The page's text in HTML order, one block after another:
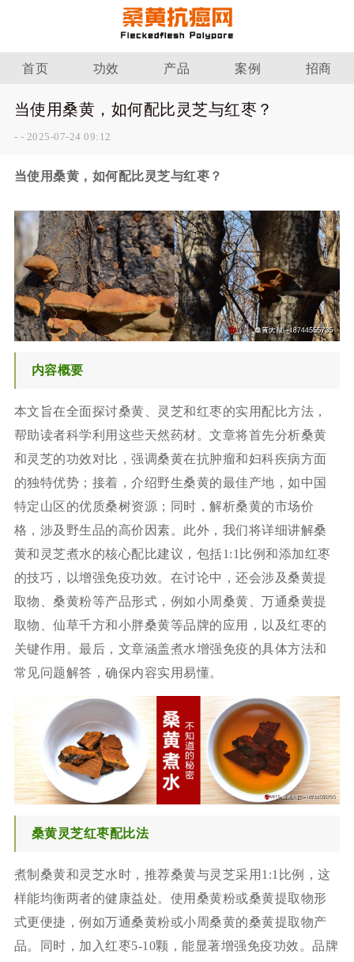
首页 功效 产品 案例 招商
当使用桑黄，如何配比灵芝与红枣？
- - 2025-07-24 09:12
当使用桑黄，如何配比灵芝与红枣？
内容概要
本文旨在全面探讨桑黄、灵芝和红枣的实用配比方法，
帮助读者科学利用这些天然药材。文章将首先分析桑黄
和灵芝的功效对比，强调桑黄在抗肿瘤和妇科疾病方面
的独特优势；接着，介绍野生桑黄的最佳产地，如中国
特定山区的优质桑树资源；同时，解析桑黄的市场价
格，涉及野生品的高价因素。此外，我们将详细讲解桑
黄和灵芝煮水的核心配比建议，包括1:1比例和添加红枣
的技巧，以增强免疫功效。在讨论中，还会涉及桑黄提
取物、桑黄粉等产品形式，例如小周桑黄、万通桑黄提
取物、仙草千方和小胖桑黄等品牌的应用，以及红枣的
关键作用。最后，文章涵盖煮水增强免疫的具体方法和
常见问题解答，确保内容实用易懂。
桑黄灵芝红枣配比法
煮制桑黄和灵芝水时，推荐桑黄与灵芝采用1:1比例，这
样能均衡两者的健康益处。使用桑黄粉或桑黄提取物形
式更便捷，例如万通桑黄粉或小周桑黄的桑黄提取物产
品。同时，加入红枣5-10颗，能显著增强免疫功效。品牌